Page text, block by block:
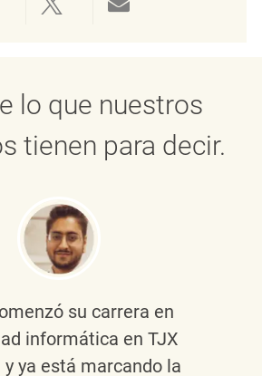
a través de LinkedIn
a través de
Compartir a través
lo que nuestros
tienen para decir.
su carrera en
informática en TJX
y ya está marcando la